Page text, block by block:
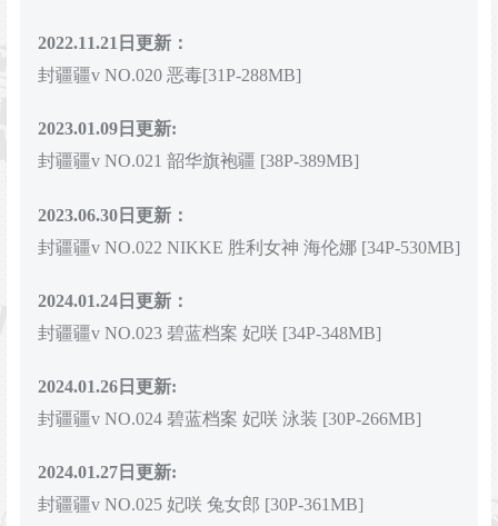
2022.11.21日更新：
封疆疆v NO.020 恶毒[31P-288MB]
2023.01.09日更新:
封疆疆v NO.021 韶华旗袍疆 [38P-389MB]
2023.06.30日更新：
封疆疆v NO.022 NIKKE 胜利女神 海伦娜 [34P-530MB]
2024.01.24日更新：
封疆疆v NO.023 碧蓝档案 妃咲 [34P-348MB]
2024.01.26 日更新:
封疆疆v NO.024 碧蓝档案 妃咲 泳装 [30P-266MB]
2024.01.27日更新:
封疆疆v NO.025 妃咲 兔女郎 [30P-361MB]